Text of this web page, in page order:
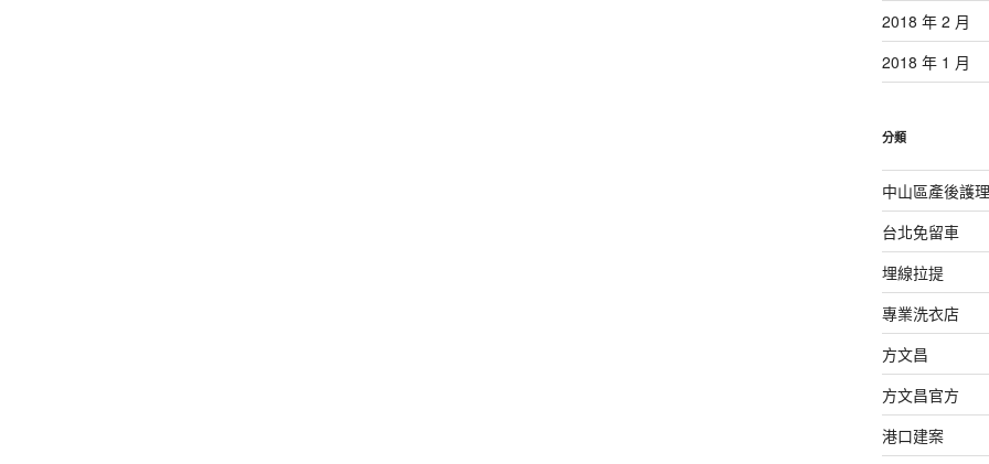
2018 年 2 月
2018 年 1 月
分類
中山區產後護
台北免留車
埋線拉提
專業洗衣店
方文昌
方文昌官方
港口建案